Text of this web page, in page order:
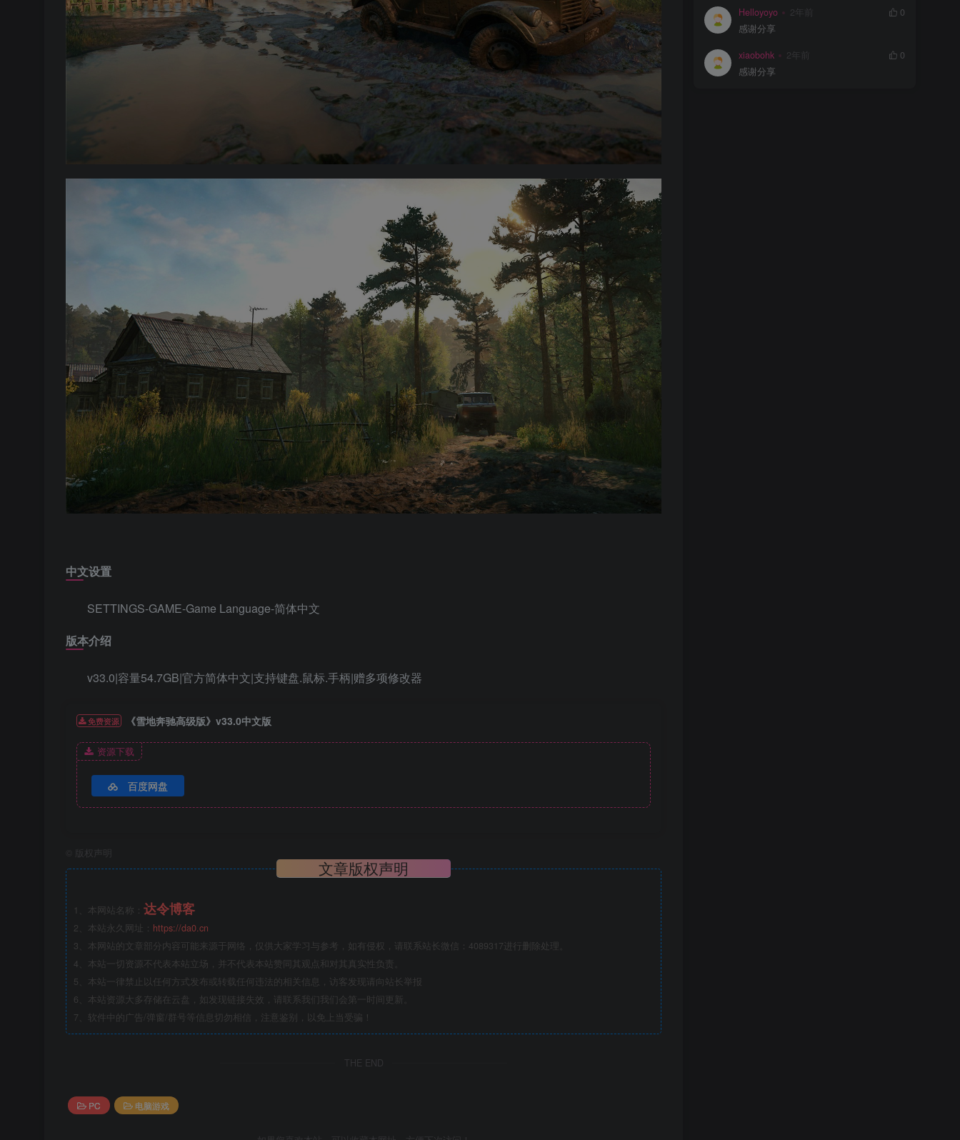
中文设置
SETTINGS-GAME-Game Language-简体中文
版本介绍
v33.0|容量54.7GB|官方简体中文|支持键盘.鼠标.手柄|赠多项修改器
免费资源 《雪地奔驰高级版》v33.0中文版
资源下载
百度网盘
版权声明
文章版权声明
1、本网站名称： 达令博客
2、本站永久网址： https://da0.cn
3、本网站的文章部分内容可能来源于网络，仅供大家学习与参考，如有侵权，请联系站长微信：4089317进行删除处理。
4、本站一切资源不代表本站立场，并不代表本站赞同其观点和对其真实性负责。
5、本站一律禁止以任何方式发布或转载任何违法的相关信息，访客发现请向站长举报
6、本站资源大多存储在云盘，如发现链接失效，请联系我们我们会第一时间更新。
7、软件中的广告/弹窗/群号等信息切勿相信，注意鉴别，以免上当受骗！
THE END
PC 电脑游戏
Helloyoyo 2年前
0
感谢分享
xiaobohk 2年前
0
感谢分享